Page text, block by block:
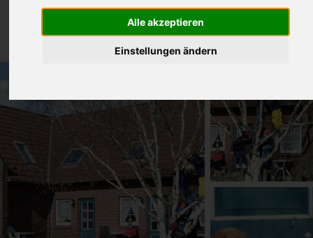
Alle akzeptieren
Einstellungen ändern